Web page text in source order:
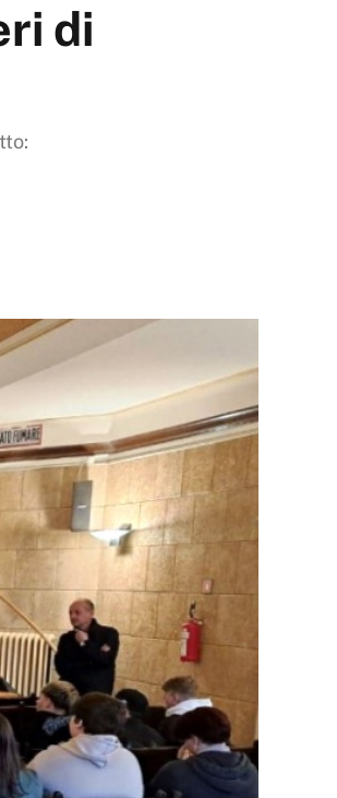
di